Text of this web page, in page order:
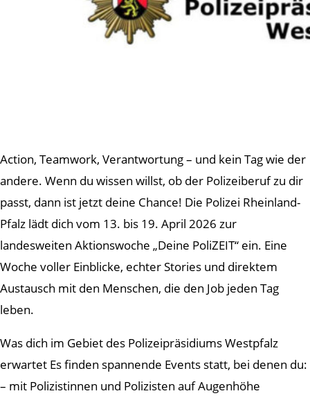
Action, Teamwork, Verantwortung – und kein Tag wie der
andere. Wenn du wissen willst, ob der Polizeiberuf zu dir
passt, dann ist jetzt deine Chance! Die Polizei Rheinland-
Pfalz lädt dich vom 13. bis 19. April 2026 zur
landesweiten Aktionswoche „Deine PoliZEIT“ ein. Eine
Woche voller Einblicke, echter Stories und direktem
Austausch mit den Menschen, die den Job jeden Tag
leben.
Was dich im Gebiet des Polizeipräsidiums Westpfalz
erwartet Es finden spannende Events statt, bei denen du:
– mit Polizistinnen und Polizisten auf Augenhöhe